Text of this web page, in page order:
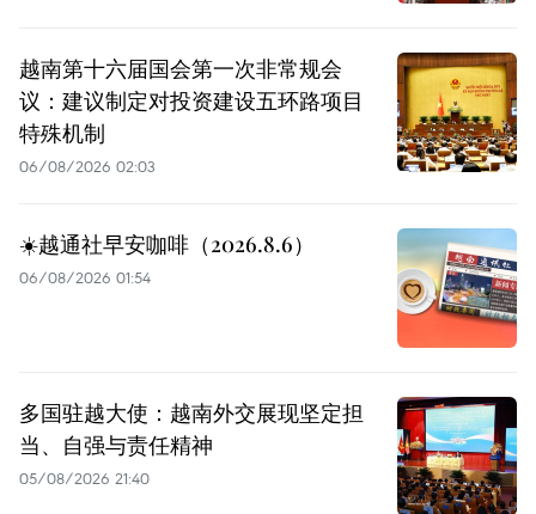
越南第十六届国会第一次非常规会
议：建议制定对投资建设五环路项目
特殊机制
06/08/2026 02:03
☀️越通社早安咖啡（2026.8.6）
06/08/2026 01:54
多国驻越大使：越南外交展现坚定担
当、自强与责任精神
05/08/2026 21:40